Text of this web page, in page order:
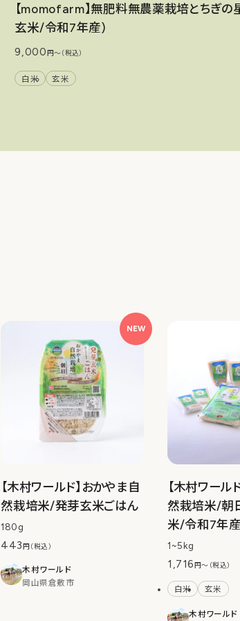
【momofarm】無肥料無農薬栽培とちぎの
玄米/令和7年産)
9,000 円〜（税込）
白米 玄米
NEW
【木村ワールド】おかやま自
然栽培米/発芽玄米ごはん
180g
443円（税込）
木村ワールド
岡山県倉敷市
【木村ワール
然栽培米/朝
米/令和7年
1~5kg
1,716円〜（税込）
白米 玄米
木村ワールド